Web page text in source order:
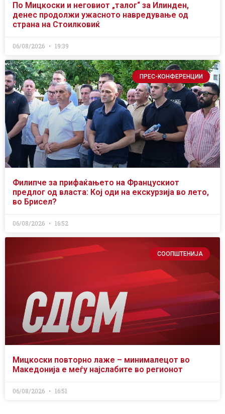
По Мицкоски и неговиот „талог“ за Илинден,
денес продолжи ужасното навредување од
страна на Стоилковиќ
06/08/2026 19:39
ПРЕС-КОНФЕРЕНЦИИ
Филипче за прифаќањето на Францускиот
предлог од власта: Кој оди на екскурзија во лето,
во Брисел?
06/08/2026 16:52
СООПШТЕНИЈА
Мицкоски повторно лаже – минималецот во
Македонија е меѓу најслабите во регионот
06/08/2026 16:51